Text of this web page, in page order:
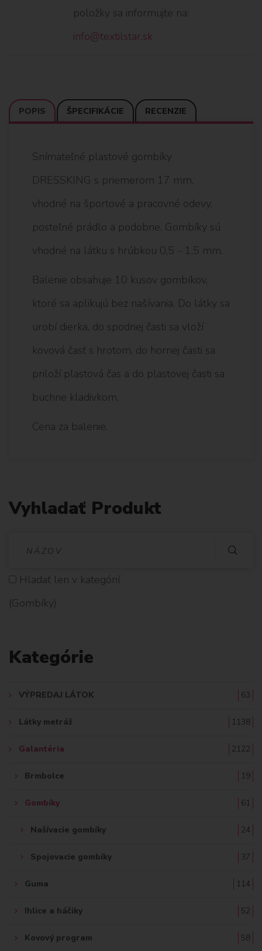
položky sa informujte na:
info@textilstar.sk
POPIS ŠPECIFIKÁCIE RECENZIE
Snímateľné plastové gombíky
DRESSKING s priemerom 17 mm,
vhodné na športové a pracovné odevy,
posteľné prádlo a podobne. Gombíky sú
vhodné na látku s hrúbkou 0,5 - 1,5 mm.
Balenie obsahuje 10 kusov gombíkov,
ktoré sa aplikujú bez našívania. Do látky sa
urobí dierka, do spodnej časti sa vloží
kovová časť s hrotom, do hornej časti sa
priloží plastová čas a do plastovej časti sa
buchne kladivkom.
Cena za balenie.
Vyhladať Produkt
D
Hladať len v kategórií
(Gombíky)
Kategórie
VÝPREDAJ LÁTOK 63
Látky metráž 1138
Galantéria 2122
Brmbolce 19
Gombíky 61
Našívacie gombíky 24
Spojovacie gombíky 37
Guma 114
Ihlice a háčiky 52
Kovový program 58